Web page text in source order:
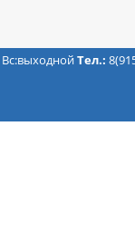
Вс:выходнойТел.: